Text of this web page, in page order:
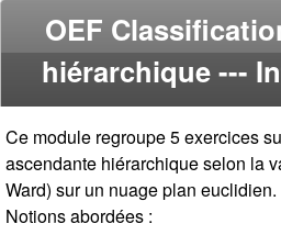
OEF
hiérarchique ---
Ce module regroupe 5 exercices
ascendante hiérarchique selon la
Ward) sur un nuage plan euclidien.
Notions abordées :